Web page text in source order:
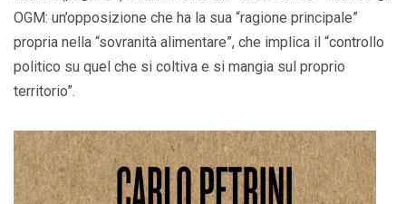
OGM: un’opposizione che ha la sua “ragione principale”
propria nella “sovranità alimentare”, che implica il “controllo
politico su quel che si coltiva e si mangia sul proprio
territorio”.